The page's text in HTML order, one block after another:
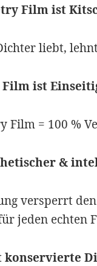
Film ist
liebt,
Film ist
Film = 100 %
&
versperrt
jeden echten
konservierte